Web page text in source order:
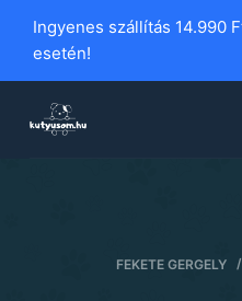
i
Ingyenes szállítás 14.990
esetén!
FEKETE GERGELY